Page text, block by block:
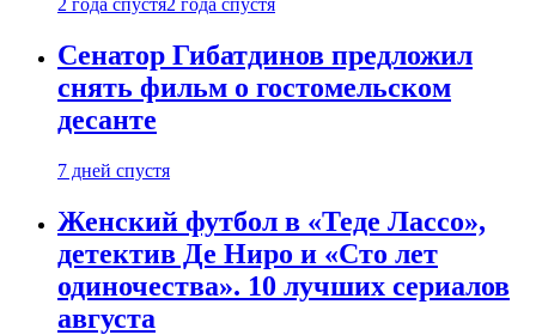
2 года спустя2 года спустя
Сенатор Гибатдинов предложил
снять фильм о гостомельском
десанте
7 дней спустя
Женский футбол в «Теде Лассо»,
детектив Де Ниро и «Сто лет
одиночества». 10 лучших сериалов
августа